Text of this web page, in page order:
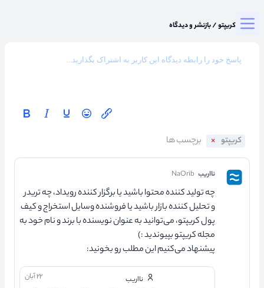
میزگرد کریپتو/بازنشر و دیدگاه
کریپتو
نااریب NaOrib
چه تولید کننده محتوا باشید یا برگزار کننده رویداد، چه تریدر
و تحلیل کننده بازار باشید یا فروشنده وسایل استخراج و کیف
پول کریپتو، می‌توانید به عنوان نویسنده با برند و نام خود به
مجله کریپتو بپیوندید :)
پیشنهاد می‌کنیم این مطلب رو بخونید:
نااریب ۲۲ آبان